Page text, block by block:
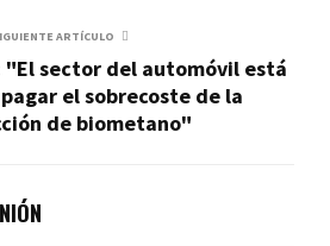
ARTÍCULO
"El sector del automóvil está
el sobrecoste de la
de biometano"